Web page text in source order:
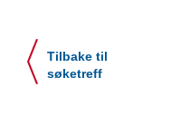
Tilbake til
søketreff